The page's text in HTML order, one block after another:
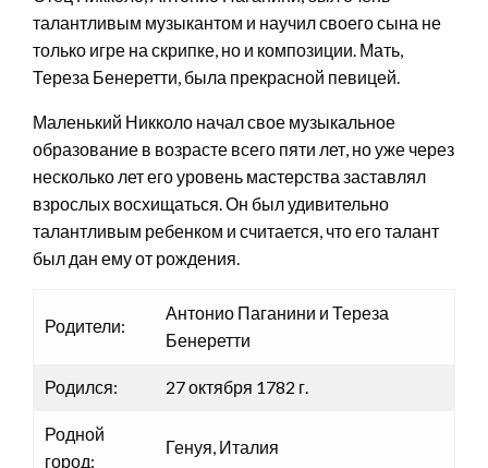
талантливым музыкантом и научил своего сына не
только игре на скрипке, но и композиции. Мать,
Тереза Бенеретти, была прекрасной певицей.
Маленький Никколо начал свое музыкальное
образование в возрасте всего пяти лет, но уже через
несколько лет его уровень мастерства заставлял
взрослых восхищаться. Он был удивительно
талантливым ребенком и считается, что его талант
был дан ему от рождения.
Родители:
Антонио Паганини и Тереза
Бенеретти
Родился: 27 октября 1782 г.
Родной
город:
Генуя, Италия